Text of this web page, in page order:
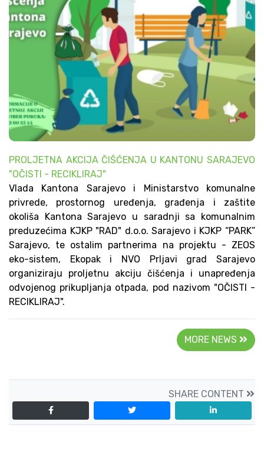
PROLJETNA AKCIJA ČIŠĆENJA U KANTONU SARAJEVO
"OČISTI - RECIKLIRAJ"
Vlada Kantona Sarajevo i Ministarstvo komunalne
privrede, prostornog uređenja, građenja i zaštite
okoliša Kantona Sarajevo u saradnji sa komunalnim
preduzećima KJKP "RAD" d.o.o. Sarajevo i KJKP “PARK”
Sarajevo, te ostalim partnerima na projektu - ZEOS
eko-sistem, Ekopak i NVO Prljavi grad Sarajevo
organiziraju proljetnu akciju čišćenja i unapređenja
odvojenog prikupljanja otpada, pod nazivom "OČISTI -
RECIKLIRAJ".
MORE NEWS
SHARE CONTENT